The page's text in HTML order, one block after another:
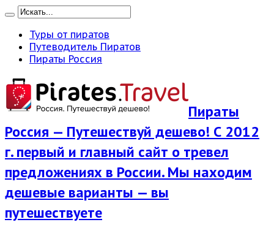
Туры от пиратов
Путеводитель Пиратов
Пираты Россия
Пираты
Россия — Путешествуй дешево! С 2012
г. первый и главный сайт о тревел
предложениях в России. Мы находим
дешевые варианты — вы
путешествуете